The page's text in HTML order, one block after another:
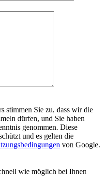
stimmen Sie zu, dass wir die
dürfen, und Sie haben
genommen. Diese
und es gelten die
von Google.
wie möglich bei Ihnen